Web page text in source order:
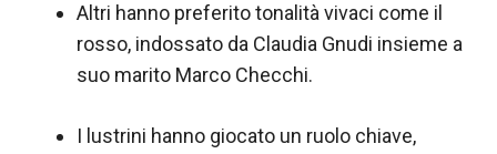
Altri hanno preferito tonalità vivaci come il
rosso, indossato da Claudia Gnudi insieme a
suo marito Marco Checchi.
I lustrini hanno giocato un ruolo chiave,